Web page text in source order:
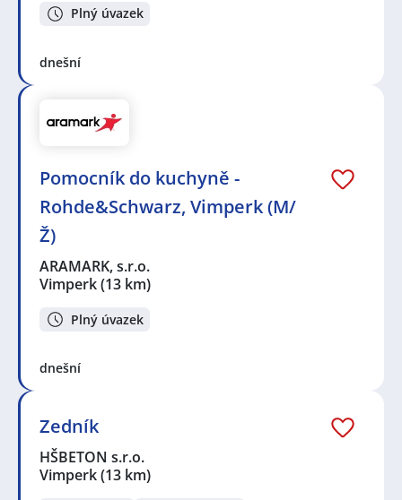
Plný úvazek
dnešní
Pomocník do kuchyně -
Rohde&Schwarz, Vimperk (M/
Ž)
ARAMARK, s.r.o.
Vimperk(13 km)
Plný úvazek
dnešní
Zedník
HŠBETON s.r.o.
Vimperk(13 km)